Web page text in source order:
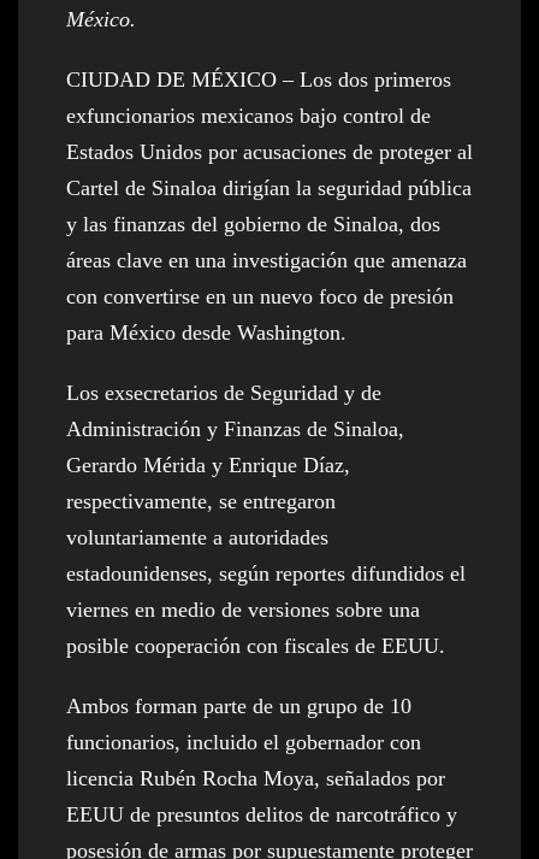
México.
CIUDAD DE MÉXICO – Los dos primeros
exfuncionarios mexicanos bajo control de
Estados Unidos por acusaciones de proteger al
Cartel de Sinaloa dirigían la seguridad pública
y las finanzas del gobierno de Sinaloa, dos
áreas clave en una investigación que amenaza
con convertirse en un nuevo foco de presión
para México desde Washington.
Los exsecretarios de Seguridad y de
Administración y Finanzas de Sinaloa,
Gerardo Mérida y Enrique Díaz,
respectivamente, se entregaron
voluntariamente a autoridades
estadounidenses, según reportes difundidos el
viernes en medio de versiones sobre una
posible cooperación con fiscales de EEUU.
Ambos forman parte de un grupo de 10
funcionarios, incluido el gobernador con
licencia Rubén Rocha Moya, señalados por
EEUU de presuntos delitos de narcotráfico y
posesión de armas por supuestamente proteger